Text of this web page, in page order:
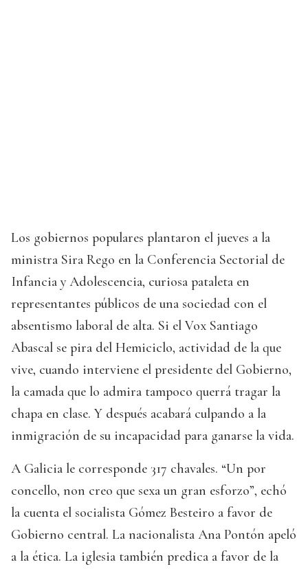
Los gobiernos populares plantaron el jueves a la
ministra Sira Rego en la Conferencia Sectorial de
Infancia y Adolescencia, curiosa pataleta en
representantes públicos de una sociedad con el
absentismo laboral de alta. Si el Vox Santiago
Abascal se pira del Hemiciclo, actividad de la que
vive, cuando interviene el presidente del Gobierno,
la camada que lo admira tampoco querrá tragar la
chapa en clase. Y después acabará culpando a la
inmigración de su incapacidad para ganarse la vida.
A Galicia le corresponde 317 chavales. “Un por
concello, non creo que sexa un gran esforzo”, echó
la cuenta el socialista Gómez Besteiro a favor de
Gobierno central. La nacionalista Ana Pontón apeló
a la ética. La iglesia también predica a favor de la